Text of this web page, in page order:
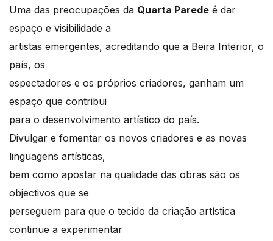
Uma das preocupações da Quarta Parede é dar
espaço e visibilidade a
artistas emergentes, acreditando que a Beira Interior, o
país, os
espectadores e os próprios criadores, ganham um
espaço que contribui
para o desenvolvimento artístico do país.
Divulgar e fomentar os novos criadores e as novas
linguagens artísticas,
bem como apostar na qualidade das obras são os
objectivos que se
perseguem para que o tecido da criação artística
continue a experimentar